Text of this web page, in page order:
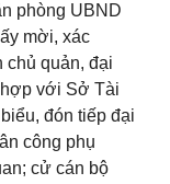
phòng UBND
mời, xác
chủ quản, đại
với Sở Tài
đón tiếp đại
công phụ
cử cán bộ